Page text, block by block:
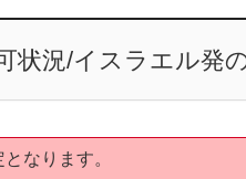
状況/イスラエル発
なります。